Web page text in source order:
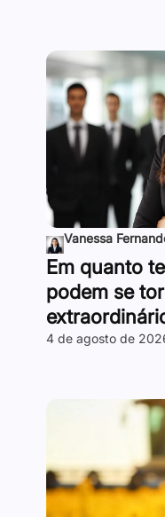
Vanessa
Em quanto
podem se
4 de agosto de